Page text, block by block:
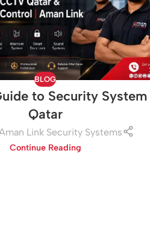
BLOG
to Security System
Qatar
Link Security Systems
Continue Reading